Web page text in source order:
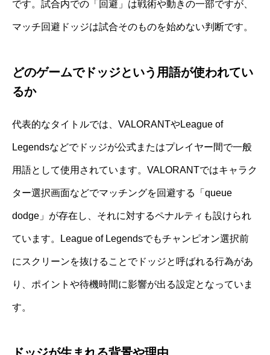
です。試合内での「回避」は戦術や動きの一部ですが、
マッチ回避ドッジは試合そのものを始めない判断です。
どのゲームでドッジという用語が使われてい
るか
代表的なタイトルでは、VALORANTやLeague of
Legendsなどでドッジが公式またはプレイヤー間で一般
用語として使用されています。VALORANTではキャラク
ター選択画面などでマッチングを回避する「queue
dodge」が存在し、それに対するペナルティも設けられ
ています。League of Legendsでもチャンピオン選択前
にスクリーンを抜けることでドッジと呼ばれる行為があ
り、ポイントや待機時間に影響が出る設定となっていま
す。
ドッジが生まれる背景や理由